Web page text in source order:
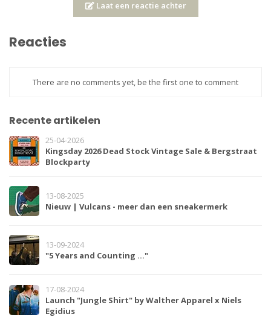
Laat een reactie achter
Reacties
There are no comments yet, be the first one to comment
Recente artikelen
25-04-2026
Kingsday 2026 Dead Stock Vintage Sale & Bergstraat
Blockparty
13-08-2025
Nieuw | Vulcans - meer dan een sneakermerk
13-09-2024
"5 Years and Counting …"
17-08-2024
Launch "Jungle Shirt" by Walther Apparel x Niels
Egidius